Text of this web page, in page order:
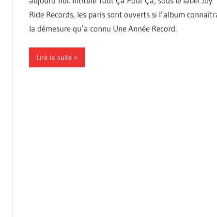
Ride Records, les paris sont ouverts si l’album
la démesure qu’a connu Une Année Record.
Lire la suite